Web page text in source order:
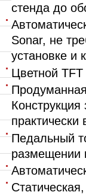
стенда до
Sonar, не
установке и
Цветной
Конструкция
практически
Педальный
размещении